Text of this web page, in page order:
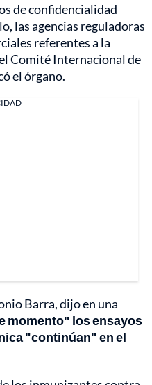
de confidencialidad
las agencias reguladoras
referentes a la
Comité Internacional de
el órgano.
Barra, dijo en una
momento" los ensayos
"continúan" en el